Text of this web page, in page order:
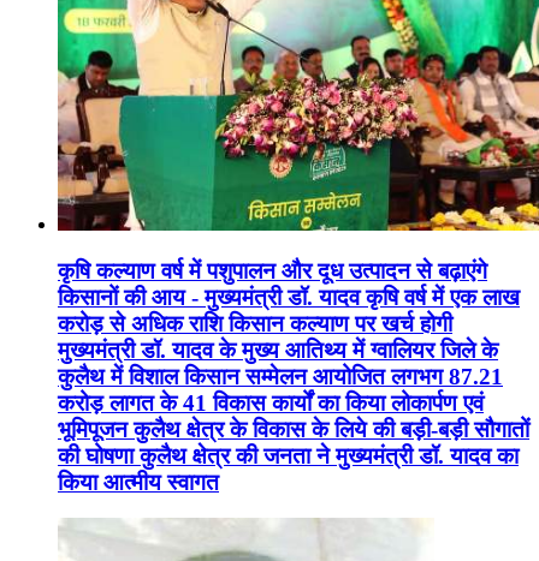
कृषि कल्याण वर्ष में पशुपालन और दूध उत्पादन से बढ़ाएंगे
किसानों की आय - मुख्यमंत्री डॉ. यादव कृषि वर्ष में एक लाख
करोड़ से अधिक राशि किसान कल्याण पर खर्च होगी
मुख्यमंत्री डॉ. यादव के मुख्य आतिथ्य में ग्वालियर जिले के
कुलैथ में विशाल किसान सम्मेलन आयोजित लगभग 87.21
करोड़ लागत के 41 विकास कार्यों का किया लोकार्पण एवं
भूमिपूजन कुलैथ क्षेत्र के विकास के लिये की बड़ी-बड़ी सौगातों
की घोषणा कुलैथ क्षेत्र की जनता ने मुख्यमंत्री डॉ. यादव का
किया आत्मीय स्वागत